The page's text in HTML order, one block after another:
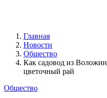
Главная
Новости
Общество
Как садовод из
цветочный рай
Общество